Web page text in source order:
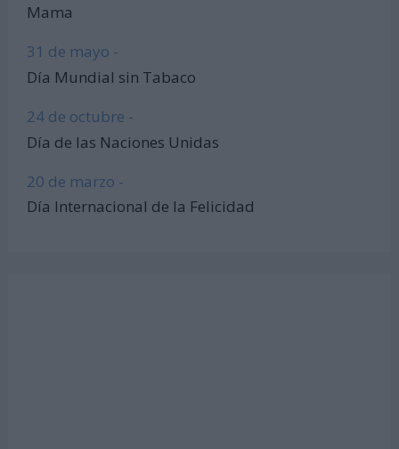
Mama
31 de mayo -
Día Mundial sin Tabaco
24 de octubre -
Día de las Naciones Unidas
20 de marzo -
Día Internacional de la Felicidad